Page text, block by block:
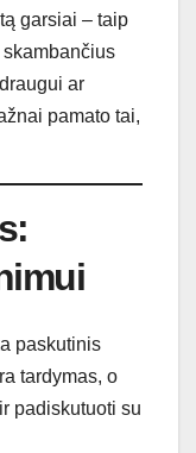
garsiai – taip
ar
pamato tai,
paskutinis
tardymas, o
padiskutuoti su